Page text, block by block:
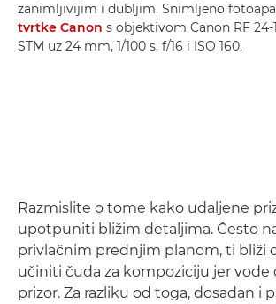
zanimljivijim i dubljim. Snimljeno
tvrtke Canon s objektivom Canon RF 24-
STM uz 24 mm, 1/100 s, f/16 i ISO 160.
Razmislite o tome kako udaljene
upotpuniti bližim detaljima. Često
privlačnim prednjim planom, ti bliži
učiniti čuda za kompoziciju jer vode
prizor. Za razliku od toga, dosadan i